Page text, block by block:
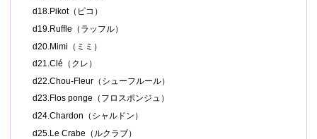
d18.Pikot（ピコ）
d19.Ruffle（ラッフル）
d20.Mimi（ミミ）
d21.Clé（クレ）
d22.Chou-Fleur（シューフルール）
d23.Flos ponge（フロスポンジュ）
d24.Chardon（シャルドン）
d25.Le Crabe（ルクラブ）